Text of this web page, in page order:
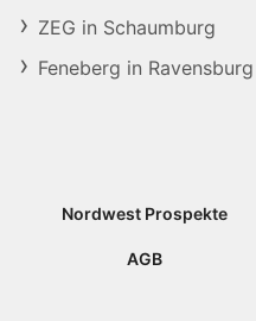
ZEG in Schaumburg
Feneberg in Ravensburg
Nordwest Prospekte
AGB